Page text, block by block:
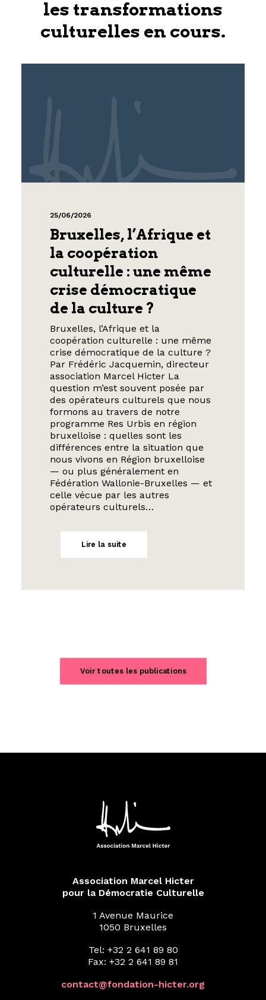
les transformations
culturelles en cours.
25/06/2026
Bruxelles, l’Afrique et
la coopération
culturelle : une même
crise démocratique
de la culture ?
Bruxelles, l’Afrique et la
coopération culturelle : une même
crise démocratique de la culture ?
Par Frédéric Jacquemin, directeur
association Marcel Hicter La
question m’est souvent posée par
des opérateurs culturels que nous
formons au travers de notre
programme Res Urbis en région
bruxelloise : quelles sont les
différences entre la situation que
nous vivons en Région bruxelloise
— ou plus généralement en
Fédération Wallonie-Bruxelles — et
celle vécue par les autres
opérateurs culturels…
Lire la suite
Voir toutes les publications
Association Marcel Hicter
pour la Démocratie Culturelle
1 Avenue Maurice
1050 Bruxelles
Tel: +32 2 641 89 80
Fax: +32 2 641 89 81
contact@fondation-hicter.org